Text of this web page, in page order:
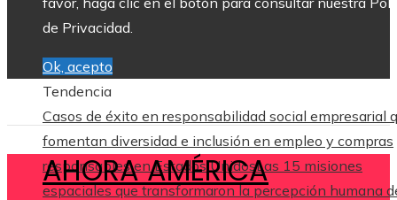
de Privacidad.
Ok, acepto
Tendencia
Casos de éxito en responsabilidad social empresarial
fomentan diversidad e inclusión en empleo y compras
responsables en Estados UnidosLas 15 misiones
espaciales que transformaron la percepción humana
AHORA AMÉRICA